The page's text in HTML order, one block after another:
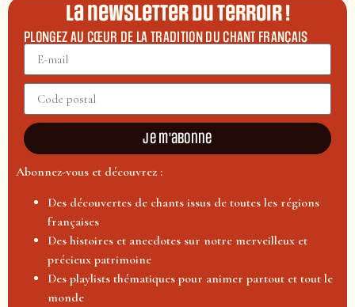
La newsletter du terroir !
PLONGEZ AU CŒUR DE LA TRADITION DU CHANT FRANÇAIS
Je m'abonne
Abonnez-vous et découvrez :
Des découvertes de chants issus de toutes les régions
françaises
Des histoires et anecdotes sur notre merveilleux et
précieux patrimoine
Des playlists thématiques pour animer partout et tout le
monde